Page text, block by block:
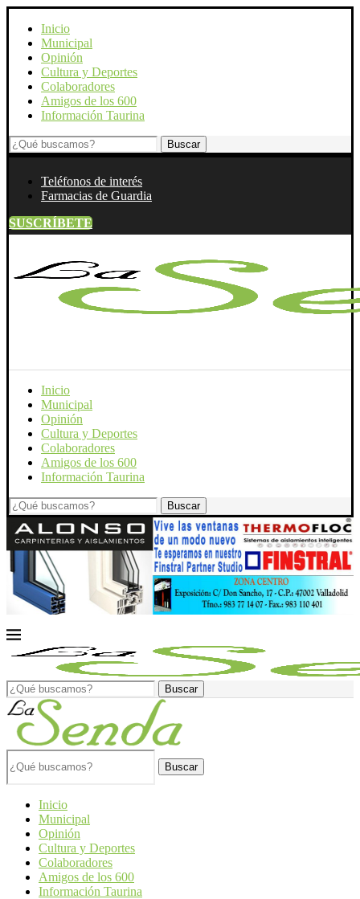
Inicio
Municipal
Opinión
Cultura y Deportes
Colaboradores
Amigos de los 600
Información Taurina
Teléfonos de interés
Farmacias de Guardia
SUSCRÍBETE
Inicio
Municipal
Opinión
Cultura y Deportes
Colaboradores
Amigos de los 600
Información Taurina
Buscar
Inicio
Municipal
Opinión
Cultura y Deportes
Colaboradores
Amigos de los 600
Información Taurina